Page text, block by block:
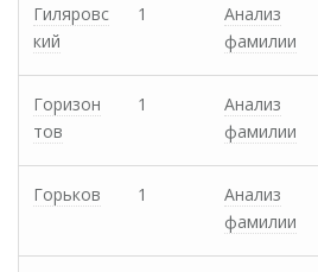
Гиляровс
кий
1
Анализ
фамилии
Горизон
тов
1
Анализ
фамилии
Горьков 1
Анализ
фамилии